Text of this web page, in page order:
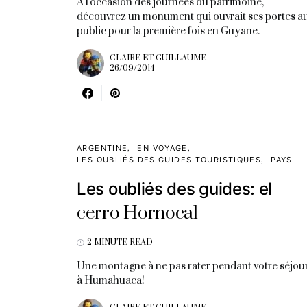
découvrez un monument qui ouvrait ses portes
public pour la première fois en Guyane.
CLAIRE ET GUILLAUME
26/09/2014
ARGENTINE
EN VOYAGE
LES OUBLIÉS DES GUIDES TOURISTIQUES
PAYS
Les oubliés des guides: el
cerro Hornocal
2 MINUTE READ
Une montagne à ne pas rater pendant votre
à Humahuaca!